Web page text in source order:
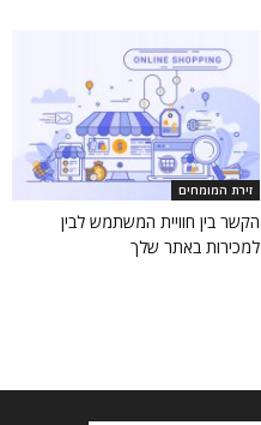
זירת המומחים
הקשר בין חוויית המשתמש לבין
למכירות באתר שלך